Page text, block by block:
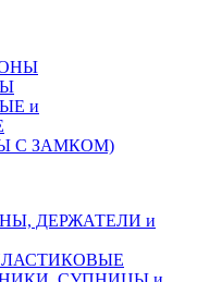
и
С ЗАМКОМ)
ДЕРЖАТЕЛИ и